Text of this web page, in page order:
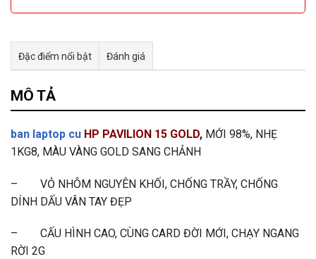
Đặc điểm nổi bật Đánh giá
Tư vấn & bán hàng qua Facebook
MÔ TẢ
ban laptop cu HP PAVILION 15 GOLD, MỚI 98%, NHẸ
1KG8, MÀU VÀNG GOLD SANG CHẢNH
– VỎ NHÔM NGUYÊN KHỐI, CHỐNG TRẦY, CHỐNG
DÍNH DẤU VÂN TAY ĐẸP
– CẤU HÌNH CAO, CÙNG CARD ĐỜI MỚI, CHẠY NGANG
RỜI 2G